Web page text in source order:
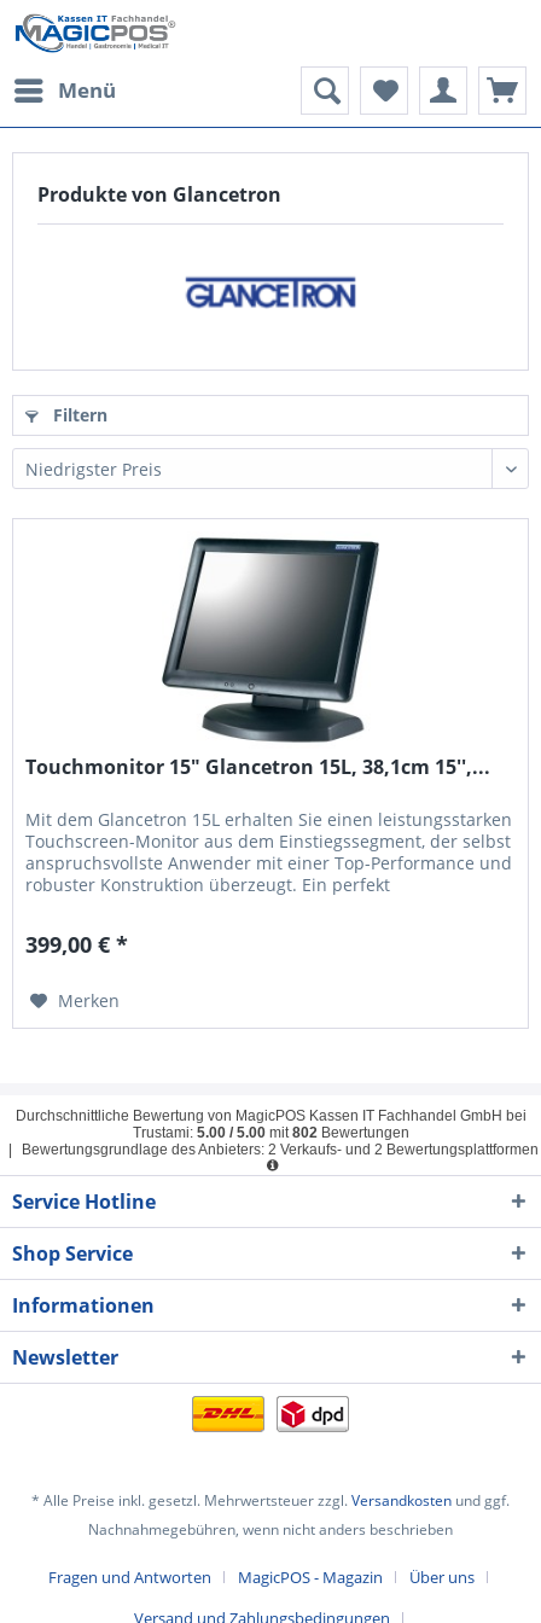
Menü
Produkte von Glancetron
Filtern
Touchmonitor 15" Glancetron 15L, 38,1cm 15'',...
Mit dem Glancetron 15L erhalten Sie einen leistungsstarken
Touchscreen-Monitor aus dem Einstiegssegment, der selbst
anspruchsvollste Anwender mit einer Top-Performance und
robuster Konstruktion überzeugt. Ein perfekt
399,00 € *
Merken
Durchschnittliche Bewertung von MagicPOS Kassen IT Fachhandel GmbH bei
Trustami: 5.00/ 5.00mit 802 Bewertungen
|
Bewertungsgrundlage des Anbieters: 2 Verkaufs- und 2 Bewertungsplattformen
Service Hotline
Shop Service
Informationen
Newsletter
* Alle Preise inkl. gesetzl. Mehrwertsteuer zzgl.Versandkosten und ggf.
Nachnahmegebühren, wenn nicht anders beschrieben
Fragen und Antworten MagicPOS - Magazin
Über uns
Versand und Zahlungsbedingungen